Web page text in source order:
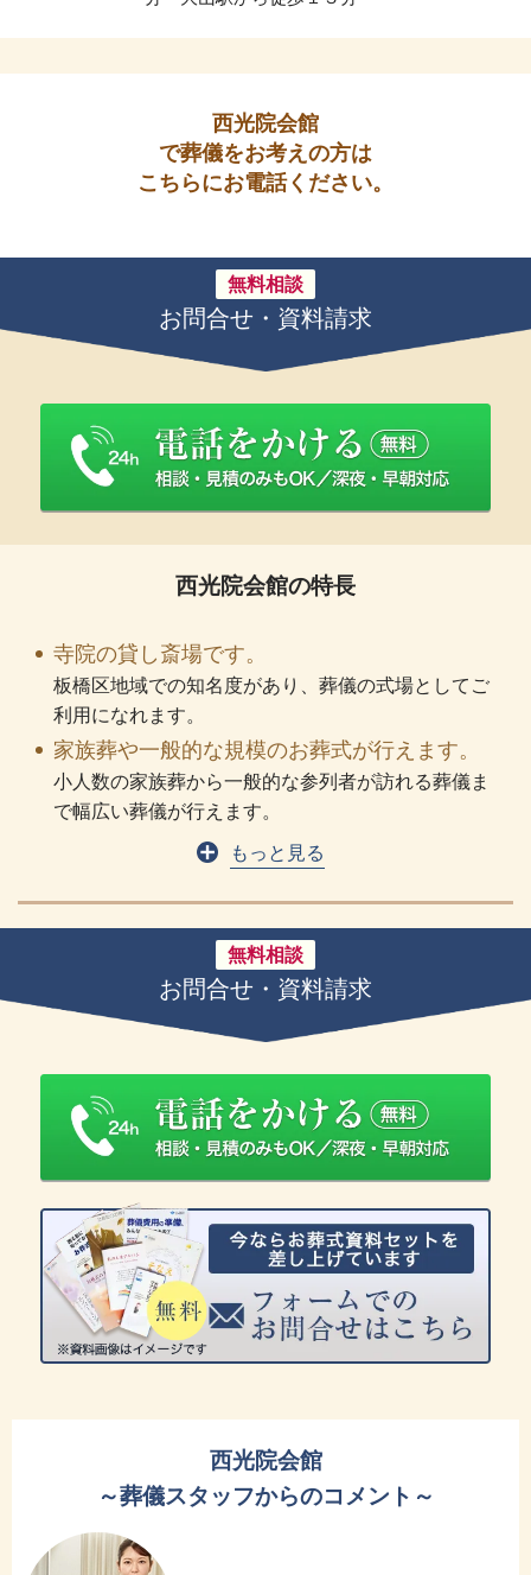
西光院会館
で葬儀をお考えの方は
こちらにお電話ください。
無料相談
お問合せ・資料請求
西光院会館の特長
寺院の貸し斎場です。
板橋区地域での知名度があり、葬儀の式場としてご
利用になれます。
家族葬や一般的な規模のお葬式が行えます。
小人数の家族葬から一般的な参列者が訪れる葬儀ま
で幅広い葬儀が行えます。
もっと見る
無料相談
お問合せ・資料請求
西光院会館
～葬儀スタッフからのコメント～